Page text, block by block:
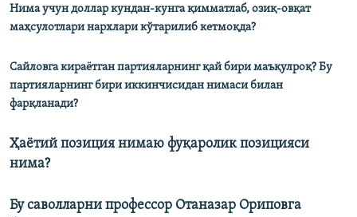
Нима учун доллар кундан-кунга қимматлаб, озиқ-овқат
маҳсулотлари нархлари кўтарилиб кетмоқда?
Сайловга кираётган партияларнинг қай бири маъқулроқ? Бу
партияларнинг бири иккинчисидан нимаси билан
фарқланади?
Ҳаётий позиция нимаю фуқаролик позицияси
нима?
Бу саволларни профессор Отаназар Ориповга